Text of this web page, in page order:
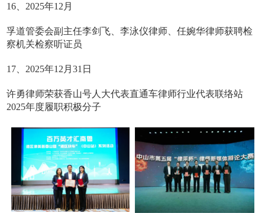
16、2025年12月
孚道管委会副主任李剑飞、李泳仪律师、任婉华律师获聘检
察机关检察听证员
17、2025年12月31日
许勇律师荣获香山号人大代表直通车律师行业代表联络站
2025年度履职积极分子